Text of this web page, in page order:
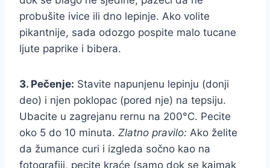
probušite ivice ili dno lepinje. Ako volite
pikantnije, sada odozgo pospite malo tucane
ljute paprike i bibera.
3. Pečenje: Stavite napunjenu lepinju (donji
deo) i njen poklopac (pored nje) na tepsiju.
Ubacite u zagrejanu rernu na 200°C. Pecite
oko 5 do 10 minuta. Zlatno pravilo: Ako želite
da žumance curi i izgleda sočno kao na
fotografiji, pecite kraće (samo dok se kajmak